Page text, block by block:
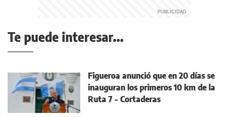
Te puede interesar...
Figueroa anunció que en 20 días se
inauguran los primeros 10 km de la
Ruta 7 - Cortaderas